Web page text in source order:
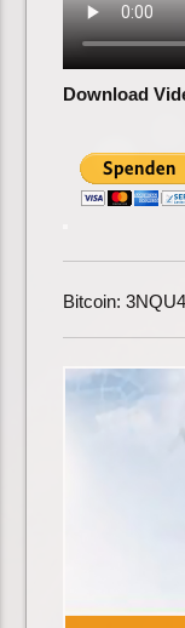
Download
Bitcoin: